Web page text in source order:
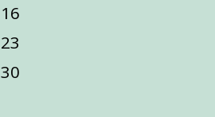
16
23
30